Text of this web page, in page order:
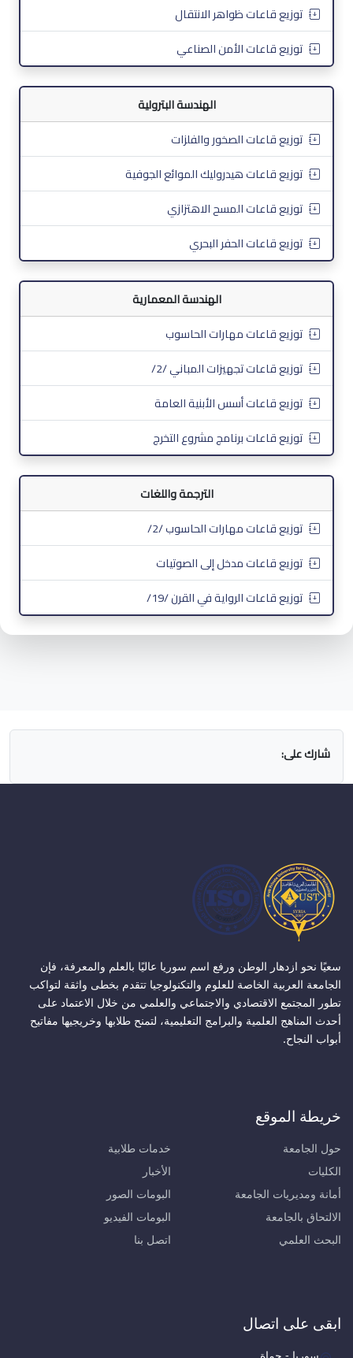
توزيع قاعات ظواهر الانتقال
توزيع قاعات الأمن الصناعي
الهندسة البترولية
توزيع قاعات الصخور والفلزات
توزيع قاعات هيدروليك الموائع الجوفية
توزيع قاعات المسح الاهتزازي
توزيع قاعات الحفر البحري
الهندسة المعمارية
توزيع قاعات مهارات الحاسوب
توزيع قاعات تجهيزات المباني /2/
توزيع قاعات أسس الأبنية العامة
توزيع قاعات برنامج مشروع التخرج
الترجمة واللغات
توزيع قاعات مهارات الحاسوب /2/
توزيع قاعات مدخل إلى الصوتيات
توزيع قاعات الرواية في القرن /19/
شارك على:
سعيًا نحو ازدهار الوطن ورفع اسم سوريا عاليًا بالعلم والمعرفة، فإن
الجامعة العربية الخاصة للعلوم والتكنولوجيا تتقدم بخطى واثقة لتواكب
تطور المجتمع الاقتصادي والاجتماعي والعلمي من خلال الاعتماد على
أحدث المناهج العلمية والبرامج التعليمية، لتمنح طلابها وخريجيها مفاتيح
أبواب النجاح.
خريطة الموقع
حول الجامعة
الكليات
أمانة ومديريات الجامعة
الالتحاق بالجامعة
البحث العلمي
خدمات طلابية
الأخبار
البومات الصور
البومات الفيديو
اتصل بنا
ابقى على اتصال